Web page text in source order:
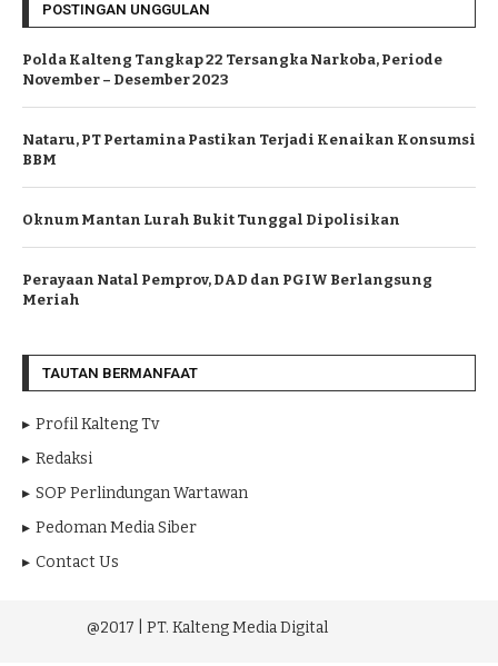
POSTINGAN UNGGULAN
Polda Kalteng Tangkap 22 Tersangka Narkoba, Periode
November – Desember 2023
Nataru, PT Pertamina Pastikan Terjadi Kenaikan Konsumsi
BBM
Oknum Mantan Lurah Bukit Tunggal Dipolisikan
Perayaan Natal Pemprov, DAD dan PGIW Berlangsung
Meriah
TAUTAN BERMANFAAT
Profil Kalteng Tv
Redaksi
SOP Perlindungan Wartawan
Pedoman Media Siber
Contact Us
@2017 | PT. Kalteng Media Digital